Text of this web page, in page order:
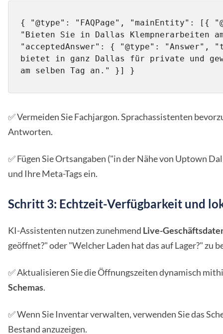
{ "@type": "FAQPage", "mainEntity": [{
"Bieten Sie in Dallas Klempnerarbeiten
"acceptedAnswer": { "@type":
bietet in ganz Dallas für private und
am selben Tag an." }] }
✅ Vermeiden Sie Fachjargon. Sprachassistenten
Antworten.
✅ Fügen Sie Ortsangaben ("in der Nähe von Uptown
und Ihre Meta-Tags ein.
Schritt 3: Echtzeit-Verfügbarkeit und
KI-Assistenten nutzen zunehmend Live-
geöffnet?" oder "Welcher Laden hat das auf Lager?" zu
✅ Aktualisieren Sie die Öffnungszeiten dynamisch
Schemas.
✅ Wenn Sie Inventar verwalten, verwenden Sie das
Bestand anzuzeigen.